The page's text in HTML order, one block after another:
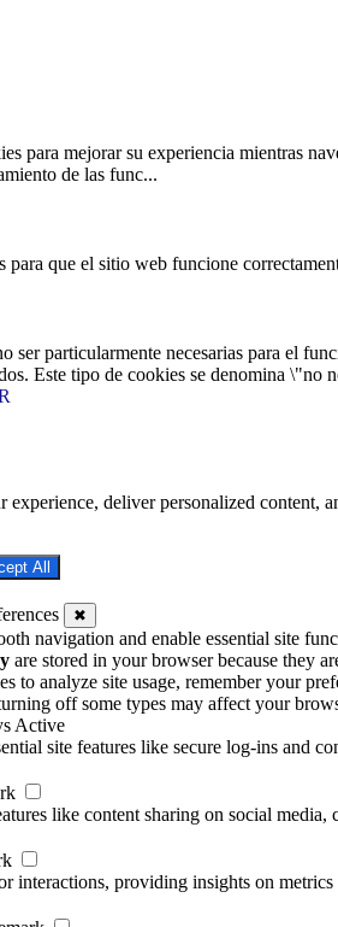
para mejorar su experiencia mientras
de las func...
para que el sitio web funcione
ser particularmente necesarias para el
Este tipo de cookies se denomina \"no
experience, deliver personalized
All
✖
navigation and enable essential site
are stored in your browser because they
to analyze site usage, remember your
off some types may affect your
Active
site features like secure log-ins and
like content sharing on social
interactions, providing insights on